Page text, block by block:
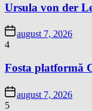
Ursula von der
august 7, 2026
4
Fosta platformă
august 7, 2026
5